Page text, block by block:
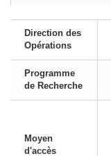
Direction des
Opérations
Programme
de Recherche
Moyen
d'accès